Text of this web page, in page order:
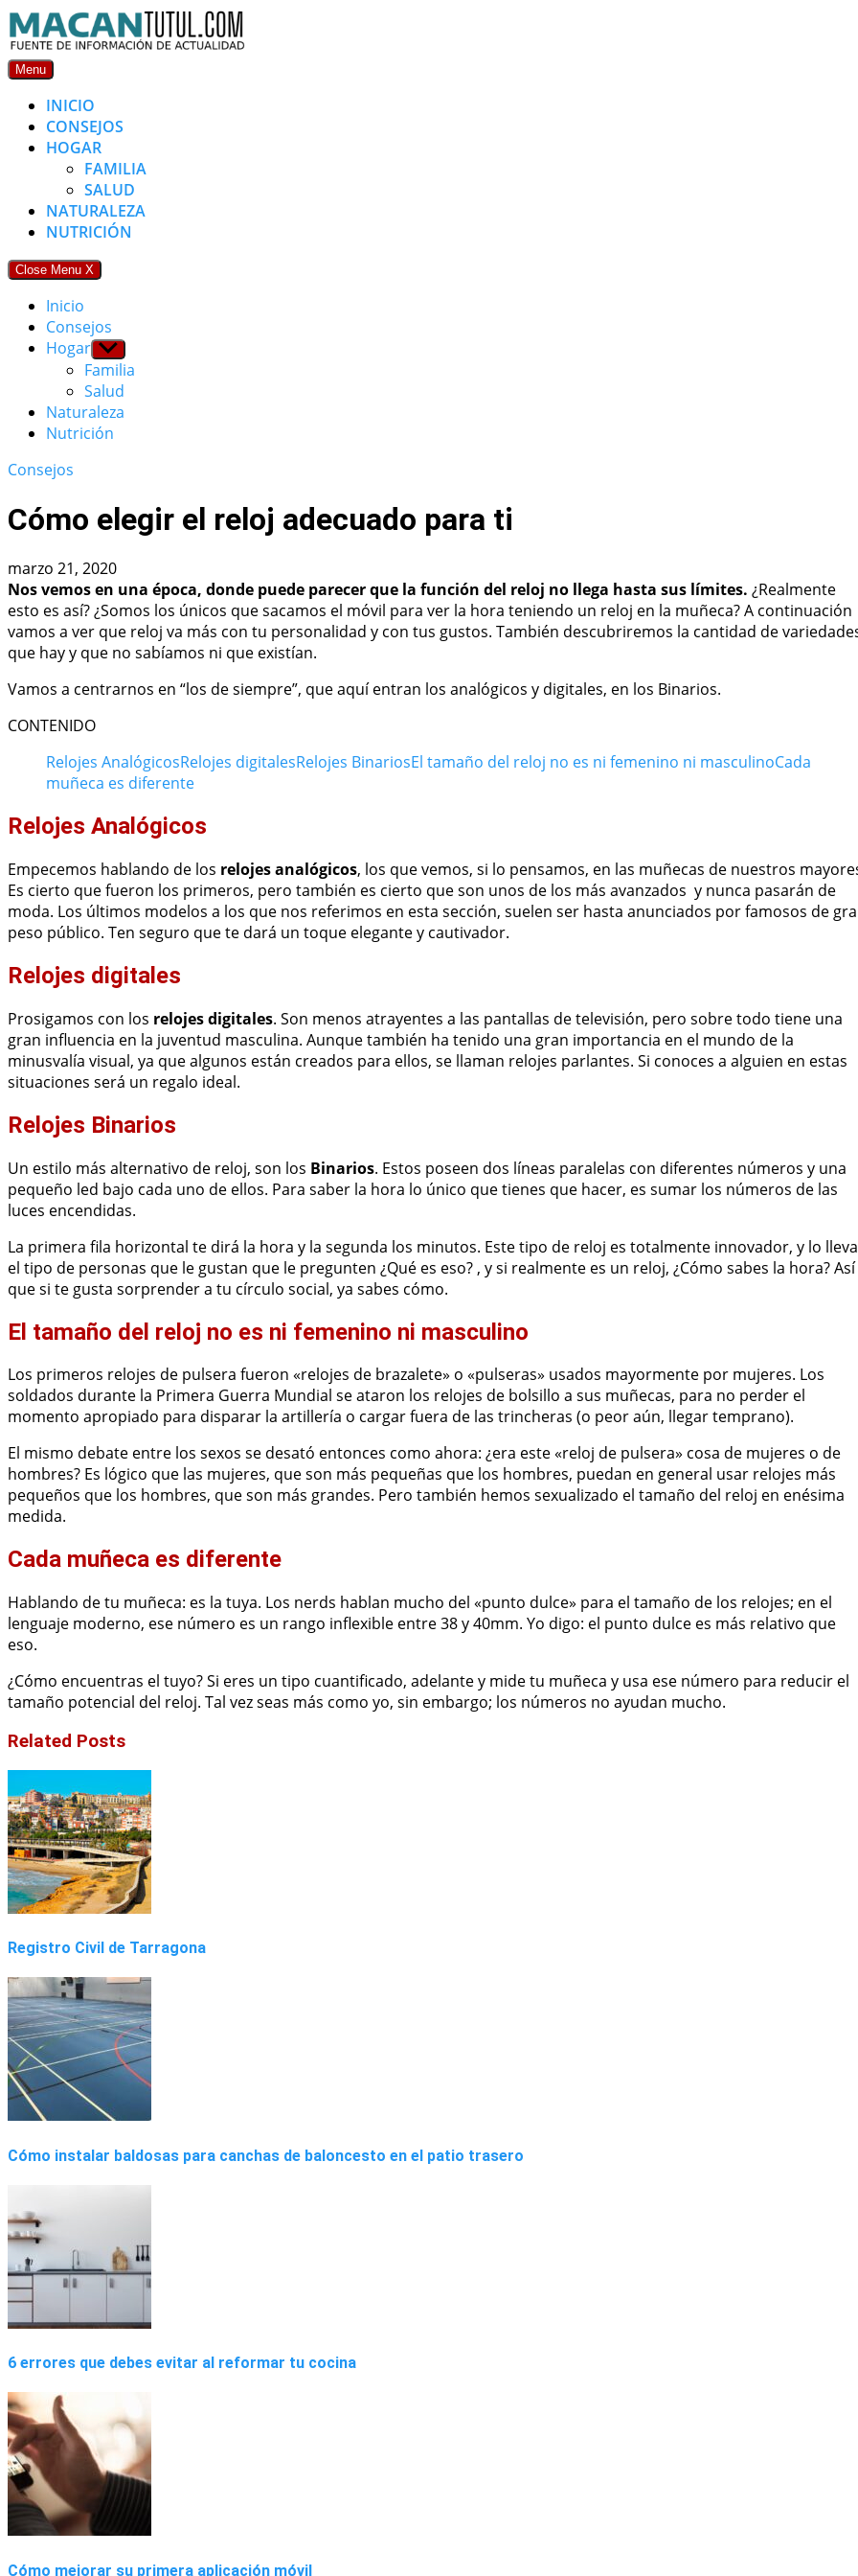
Skip
to
content
Menu
INICIO
CONSEJOS
HOGAR
FAMILIA
SALUD
NATURALEZA
NUTRICIÓN
Close Menu X
Inicio
Consejos
Hogar Show
sub
menu
Familia
Salud
Naturaleza
Nutrición
Consejos
Cómo elegir el reloj adecuado para ti
marzo 21, 2020
Nos vemos en una época, donde puede parecer que la función del reloj no llega hasta sus límites. ¿Realmente
esto es así? ¿Somos los únicos que sacamos el móvil para ver la hora teniendo un reloj en la muñeca? A continuación
vamos a ver que reloj va más con tu personalidad y con tus gustos. También descubriremos la cantidad de
que hay y que no sabíamos ni que existían.
Vamos a centrarnos en “los de siempre”, que aquí entran los analógicos y digitales, en los Binarios.
CONTENIDO
Relojes AnalógicosRelojes digitalesRelojes BinariosEl tamaño del reloj no es ni femenino ni masculinoCada
muñeca es diferente
Relojes Analógicos
Empecemos hablando de los relojes analógicos, los que vemos, si lo pensamos, en las muñecas de nuestros
Es cierto que fueron los primeros, pero también es cierto que son unos de los más avanzados y nunca pasarán de
moda. Los últimos modelos a los que nos referimos en esta sección, suelen ser hasta anunciados por famosos de
peso público. Ten seguro que te dará un toque elegante y cautivador.
Relojes digitales
Prosigamos con los relojes digitales. Son menos atrayentes a las pantallas de televisión, pero sobre todo tiene una
gran influencia en la juventud masculina. Aunque también ha tenido una gran importancia en el mundo de la
minusvalía visual, ya que algunos están creados para ellos, se llaman relojes parlantes. Si conoces a alguien en estas
situaciones será un regalo ideal.
Relojes Binarios
Un estilo más alternativo de reloj, son los Binarios. Estos poseen dos líneas paralelas con diferentes números y una
pequeño led bajo cada uno de ellos. Para saber la hora lo único que tienes que hacer, es sumar los números de las
luces encendidas.
La primera fila horizontal te dirá la hora y la segunda los minutos. Este tipo de reloj es totalmente innovador, y lo lleva
el tipo de personas que le gustan que le pregunten ¿Qué es eso? , y si realmente es un reloj, ¿Cómo sabes la hora? Así
que si te gusta sorprender a tu círculo social, ya sabes cómo.
El tamaño del reloj no es ni femenino ni masculino
Los primeros relojes de pulsera fueron «relojes de brazalete» o «pulseras» usados mayormente por mujeres. Los
soldados durante la Primera Guerra Mundial se ataron los relojes de bolsillo a sus muñecas, para no perder el
momento apropiado para disparar la artillería o cargar fuera de las trincheras (o peor aún, llegar temprano).
El mismo debate entre los sexos se desató entonces como ahora: ¿era este «reloj de pulsera» cosa de mujeres o de
hombres? Es lógico que las mujeres, que son más pequeñas que los hombres, puedan en general usar relojes más
pequeños que los hombres, que son más grandes. Pero también hemos sexualizado el tamaño del reloj en enésima
medida.
Cada muñeca es diferente
Hablando de tu muñeca: es la tuya. Los nerds hablan mucho del «punto dulce» para el tamaño de los relojes; en el
lenguaje moderno, ese número es un rango inflexible entre 38 y 40mm. Yo digo: el punto dulce es más relativo que
eso.
¿Cómo encuentras el tuyo? Si eres un tipo cuantificado, adelante y mide tu muñeca y usa ese número para reducir el
tamaño potencial del reloj. Tal vez seas más como yo, sin embargo; los números no ayudan mucho.
Related Posts
Registro Civil de Tarragona
Cómo instalar baldosas para canchas de baloncesto en el patio trasero
6 errores que debes evitar al reformar tu cocina
Cómo mejorar su primera aplicación móvil